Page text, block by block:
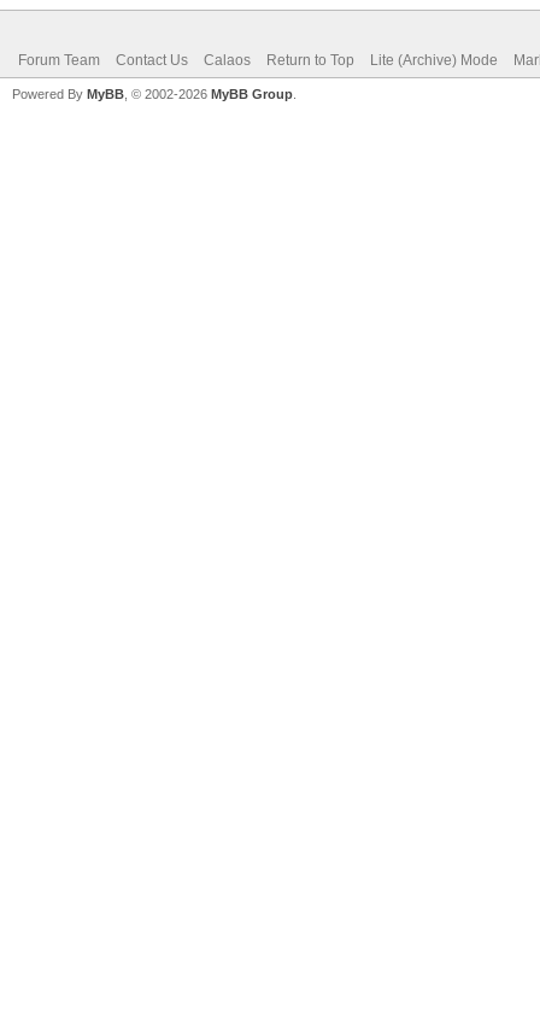
Forum Team Contact Us Calaos Return to Top Lite (Archive) Mode
Powered By MyBB , © 2002-2026 MyBB Group